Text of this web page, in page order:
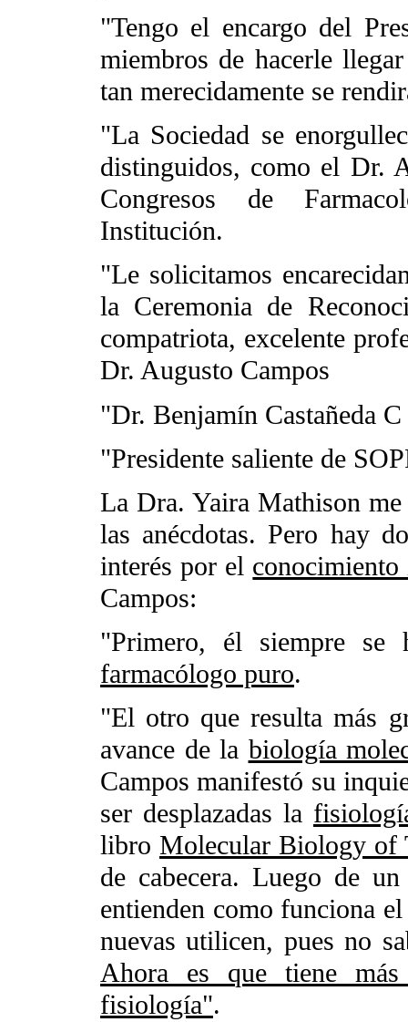
"Tengo el encargo del
miembros de hacerle
tan merecidamente se
"La Sociedad se
distinguidos, como el Dr.
Congresos de
Institución.
"Le solicitamos
la Ceremonia de
compatriota, excelente
Dr. Augusto Campos
"Dr. Benjamín Castañeda C
"Presidente saliente de
La Dra. Yaira Mathison
las anécdotas. Pero hay
interés por el
Campos:
"Primero, él siempre se
farmacólogo puro.
"El otro que resulta más
avance de la biología
Campos manifestó su
ser desplazadas la
libro Molecular Biology of
de cabecera. Luego de
entienden como funciona
nuevas utilicen, pues no
Ahora es que tiene
fisiología".